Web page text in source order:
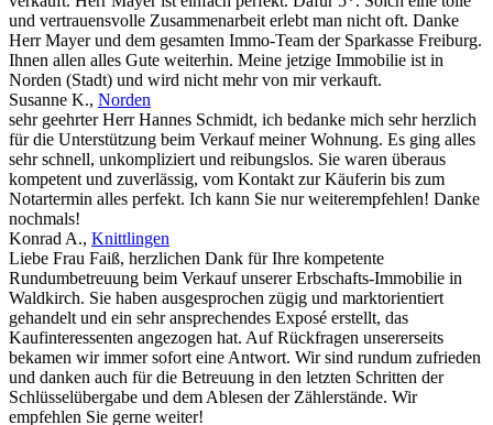
und vertrauensvolle Zusammenarbeit erlebt man nicht oft. Danke
Herr Mayer und dem gesamten Immo-Team der Sparkasse Freiburg.
Ihnen allen alles Gute weiterhin. Meine jetzige Immobilie ist in
Norden (Stadt) und wird nicht mehr von mir verkauft.
Susanne K., Norden
sehr geehrter Herr Hannes Schmidt, ich bedanke mich sehr herzlich
für die Unterstützung beim Verkauf meiner Wohnung. Es ging alles
sehr schnell, unkompliziert und reibungslos. Sie waren überaus
kompetent und zuverlässig, vom Kontakt zur Käuferin bis zum
Notartermin alles perfekt. Ich kann Sie nur weiterempfehlen! Danke
nochmals!
Konrad A., Knittlingen
Liebe Frau Faiß, herzlichen Dank für Ihre kompetente
Rundumbetreuung beim Verkauf unserer Erbschafts-Immobilie in
Waldkirch. Sie haben ausgesprochen zügig und marktorientiert
gehandelt und ein sehr ansprechendes Exposé erstellt, das
Kaufinteressenten angezogen hat. Auf Rückfragen unsererseits
bekamen wir immer sofort eine Antwort. Wir sind rundum zufrieden
und danken auch für die Betreuung in den letzten Schritten der
Schlüsselübergabe und dem Ablesen der Zählerstände. Wir
empfehlen Sie gerne weiter!